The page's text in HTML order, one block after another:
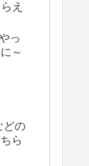
え
っ
～
どの
ら